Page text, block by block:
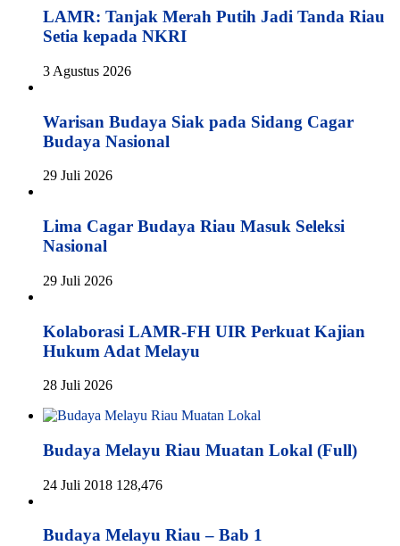
LAMR: Tanjak Merah Putih Jadi Tanda Riau
Setia kepada NKRI
3 Agustus 2026
Warisan Budaya Siak pada Sidang Cagar
Budaya Nasional
29 Juli 2026
Lima Cagar Budaya Riau Masuk Seleksi
Nasional
29 Juli 2026
Kolaborasi LAMR-FH UIR Perkuat Kajian
Hukum Adat Melayu
28 Juli 2026
Budaya Melayu Riau Muatan Lokal (Full)
24 Juli 2018 128,476
Budaya Melayu Riau – Bab 1